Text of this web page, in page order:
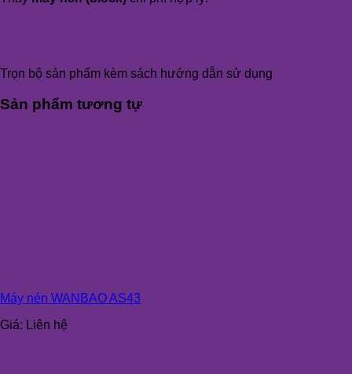
Trọn bộ sản phẩm kèm sách hướng dẫn sử dụng
Sản phẩm tương tự
Máy nén WANBAO AS43
Giá: Liên hệ